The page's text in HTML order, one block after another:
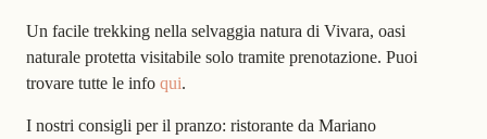
Un facile trekking nella selvaggia natura di Vivara, oasi
naturale protetta visitabile solo tramite prenotazione. Puoi
trovare tutte le info qui.
I nostri consigli per il pranzo: ristorante da Mariano